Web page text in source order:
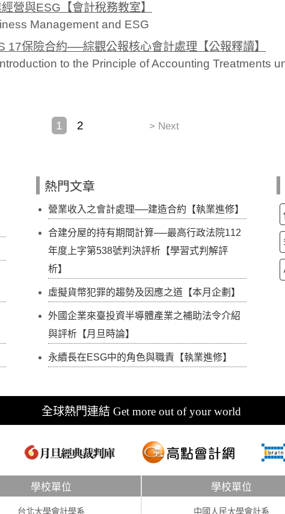
營與ESG【會計稅務教室】
Management and ESG
17保險合約──綜觀公報核心會計處理【公報釋讀】
to the Principle of Accounting Treatments
1 2 > Next
熱門文章
營業收入之會計處理──建造合約【執業進修】
合建分屋的持有期間計算──最高行政法院112
年度上字第538號判決評析【學習式判解評
析】
虛擬貨幣犯罪的趨勢及因應之道【本月企劃】
外國企業來臺投資半導體產業之補助法令介紹
與評析【月旦時論】
永續長在ESG中的角色與職責【執業進修】
全球熱門連結 Get more out of your world
學校單位
台北大學會計學系
學校單位
中國人民大學會計系